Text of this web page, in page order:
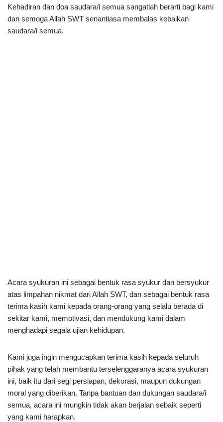
Kehadiran dan doa saudara/i semua sangatlah berarti bagi kami
dan semoga Allah SWT senantiasa membalas kebaikan
saudara/i semua.
Acara syukuran ini sebagai bentuk rasa syukur dan bersyukur
atas limpahan nikmat dari Allah SWT, dan sebagai bentuk rasa
terima kasih kami kepada orang-orang yang selalu berada di
sekitar kami, memotivasi, dan mendukung kami dalam
menghadapi segala ujian kehidupan.
Kami juga ingin mengucapkan terima kasih kepada seluruh
pihak yang telah membantu terselenggaranya acara syukuran
ini, baik itu dari segi persiapan, dekorasi, maupun dukungan
moral yang diberikan. Tanpa bantuan dan dukungan saudara/i
semua, acara ini mungkin tidak akan berjalan sebaik seperti
yang kami harapkan.